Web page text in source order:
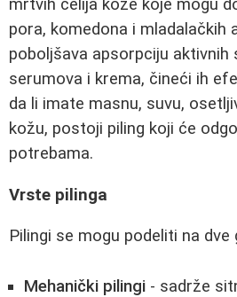
mrtvih ćelija kože koje mogu
pora, komedona i mladalačkih
poboljšava apsorpciju aktivnih
serumova i krema, čineći ih
da li imate masnu, suvu,
kožu, postoji piling koji će
potrebama.
Vrste pilinga
Pilingi se mogu podeliti na dve
Mehanički pilingi - sadrže